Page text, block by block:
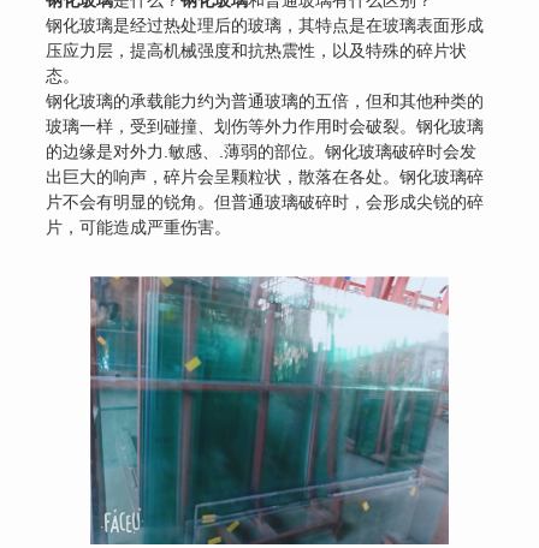
钢化玻璃是经过热处理后的玻璃，其特点是在玻璃表面形成
压应力层，提高机械强度和抗热震性，以及特殊的碎片状
态。
钢化玻璃的承载能力约为普通玻璃的五倍，但和其他种类的
玻璃一样，受到碰撞、划伤等外力作用时会破裂。钢化玻璃
的边缘是对外力.敏感、.薄弱的部位。钢化玻璃破碎时会发
出巨大的响声，碎片会呈颗粒状，散落在各处。钢化玻璃碎
片不会有明显的锐角。但普通玻璃破碎时，会形成尖锐的碎
片，可能造成严重伤害。